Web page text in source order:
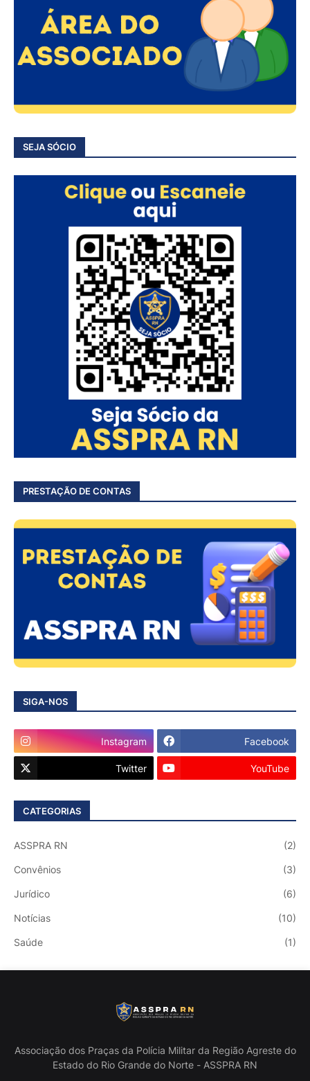
SEJA SÓCIO
PRESTAÇÃO DE CONTAS
SIGA-NOS
Instagram Facebook
Twitter YouTube
CATEGORIAS
ASSPRA RN (2)
Convênios (3)
Jurídico (6)
Notícias (10)
Saúde (1)
Associação dos Praças da Polícia Militar da Região Agreste do
Estado do Rio Grande do Norte - ASSPRA RN